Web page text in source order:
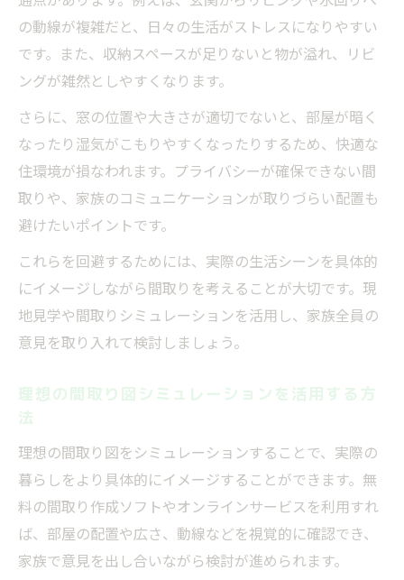
の動線が複雑だと、日々の生活がストレスになりやすい
です。また、収納スペースが足りないと物が溢れ、リビ
ングが雑然としやすくなります。
さらに、窓の位置や大きさが適切でないと、部屋が暗く
なったり湿気がこもりやすくなったりするため、快適な
住環境が損なわれます。プライバシーが確保できない間
取りや、家族のコミュニケーションが取りづらい配置も
避けたいポイントです。
これらを回避するためには、実際の生活シーンを具体的
にイメージしながら間取りを考えることが大切です。現
地見学や間取りシミュレーションを活用し、家族全員の
意見を取り入れて検討しましょう。
理想の間取り図シミュレーションを活用する方
法
理想の間取り図をシミュレーションすることで、実際の
暮らしをより具体的にイメージすることができます。無
料の間取り作成ソフトやオンラインサービスを利用すれ
ば、部屋の配置や広さ、動線などを視覚的に確認でき、
家族で意見を出し合いながら検討が進められます。